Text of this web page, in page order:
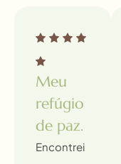
Meu
refúgio
de paz.
Encontrei